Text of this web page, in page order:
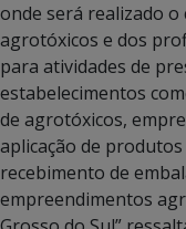
onde será realizado
agrotóxicos e dos
para atividades de
estabelecimentos
de agrotóxicos,
aplicação de
recebimento de
empreendimentos